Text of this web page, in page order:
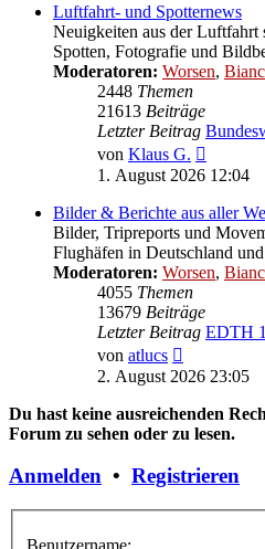
Luftfahrt- und Spotternews
Neuigkeiten aus der Luftfahrt
Spotten, Fotografie und
Moderatoren: Worsen,
2448 Themen
21613 Beiträge
Letzter Beitrag
von Klaus G.
Beitrag
1. August 2026 12:04
Bilder & Berichte aus aller
Bilder, Tripreports und
Flughäfen in Deutschland
Moderatoren: Worsen,
4055 Themen
13679 Beiträge
Letzter Beitrag EDTH
von atlucs
Beitrag
2. August 2026 23:05
Du hast keine ausreichenden
Forum zu sehen oder zu lesen.
Anmelden • Registrieren
Benutzername: